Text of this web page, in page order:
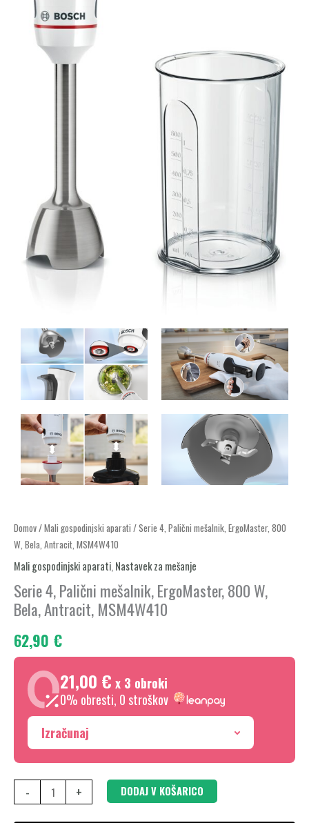
Domov/Mali gospodinjski aparati / Serie 4, Palični mešalnik, ErgoMaster, 800
W, Bela, Antracit, MSM4W410
Mali gospodinjski aparati, Nastavek za mešanje
Serie 4, Palični mešalnik, ErgoMaster, 800 W,
Bela, Antracit, MSM4W410
62,90 €
21,00 € x 3 obroki
0% obresti, 0 stroškov
Izračunaj
-
Serie
4,
Palični
mešalnik,
ErgoMaster,
800
W,
Bela,
Antracit,
MSM4W410
količina
+ DODAJ V KOŠARICO